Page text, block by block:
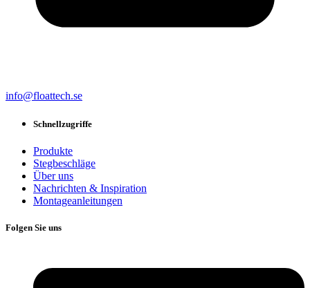
info@floattech.se
Schnellzugriffe
Produkte
Stegbeschläge
Über uns
Nachrichten & Inspiration
Montageanleitungen
Folgen Sie uns